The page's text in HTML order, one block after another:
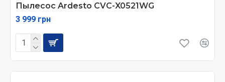
Пылесос Ardesto CVC-X0521WG
3 999 грн